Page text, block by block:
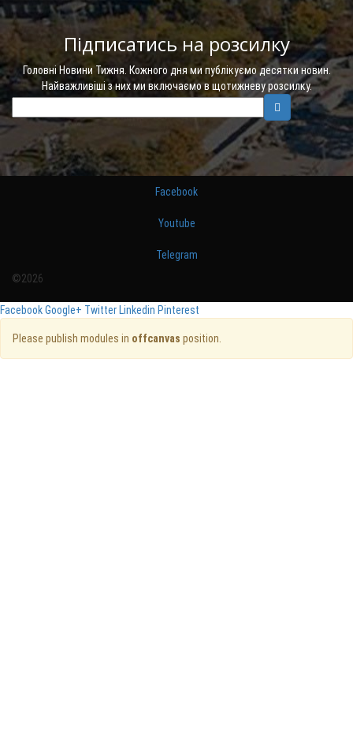
Підписатись на розсилку
Головні Новини Тижня. Кожного дня ми публікуємо десятки новин.
Найважливіші з них ми включаємо в щотижневу розсилку.
Facebook
Youtube
Telegram
©2026
FacebookGoogle+ TwitterLinkedin Pinterest
Please publish modules in offcanvas position.